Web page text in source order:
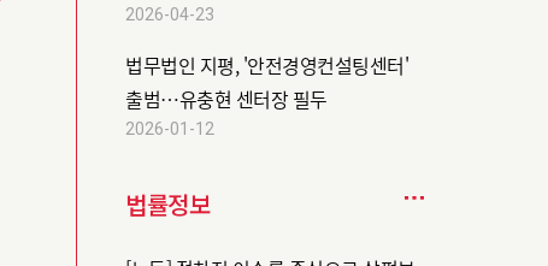
2026-04-23
법무법인 지평, '안전경영컨설팅센터'
출범…유충현 센터장 필두
2026-01-12
법률정보